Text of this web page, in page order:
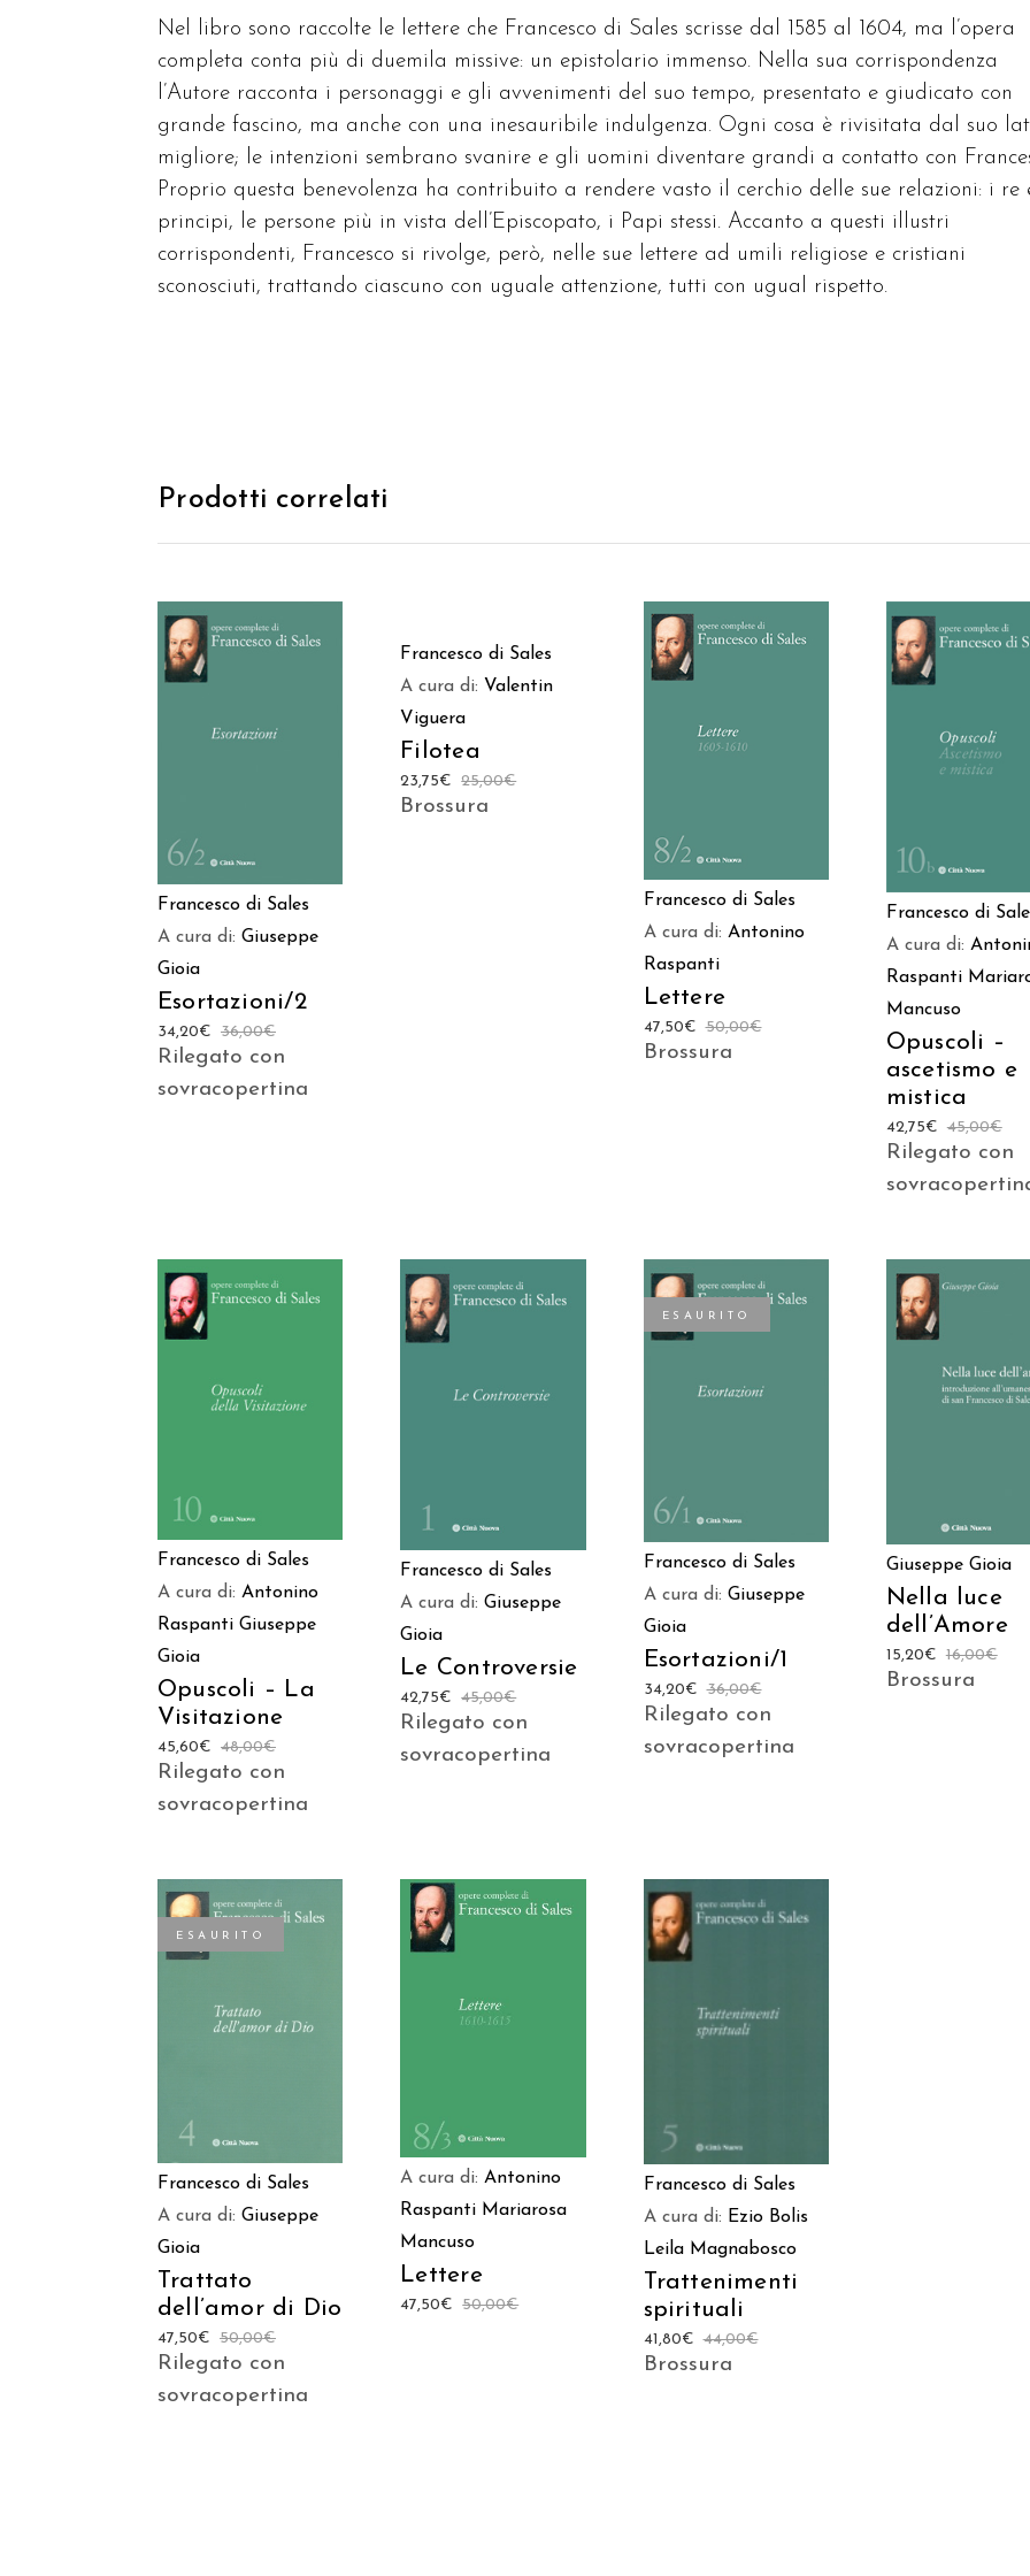
Nel libro sono raccolte le lettere che Francesco di Sales scrisse dal 1585 al 1604, ma l’opera
completa conta più di duemila missive: un epistolario immenso. Nella sua corrispondenza
l’Autore racconta i personaggi e gli avvenimenti del suo tempo, presentato e giudicato con
grande fascino, ma anche con una inesauribile indulgenza. Ogni cosa è rivisitata dal suo
migliore; le intenzioni sembrano svanire e gli uomini diventare grandi a contatto con
Proprio questa benevolenza ha contribuito a rendere vasto il cerchio delle sue relazioni: i re
principi, le persone più in vista dell’Episcopato, i Papi stessi. Accanto a questi illustri
corrispondenti, Francesco si rivolge, però, nelle sue lettere ad umili religiose e cristiani
sconosciuti, trattando ciascuno con uguale attenzione, tutti con ugual rispetto.
Prodotti correlati
AGGIUNGI AL
Francesco di Sales
A cura di: Giuseppe
Gioia
Esortazioni/2
36,00€
34,20€
Rilegato con
sovracopertina
AGGIUNGI AL
CARRELLO
Francesco di Sales
A cura di: Valentin
Viguera
Filotea
25,00€
23,75€
Brossura
AGGIUNGI AL
Francesco di Sales
A cura di: Antonino
Raspanti
Lettere
50,00€
47,50€
Brossura
AGGIUNGI AL
CARRELLO
Francesco di
A cura di:
Raspanti
Mancuso
Opuscoli –
ascetismo e
mistica
45,00€
42,75€
Rilegato con
AGGIUNGI AL
CARRELLO
Francesco di Sales
A cura di: Antonino
Raspanti Giuseppe
Gioia
Opuscoli – La
Visitazione
48,00€
45,60€
Rilegato con
sovracopertina
AGGIUNGI AL
Francesco di Sales
A cura di:Giuseppe
Gioia
Le Controversie
45,00€
42,75€
Rilegato con
sovracopertina
ESAURITO
LEGGI TUTTO
Francesco di Sales
A cura di: Giuseppe
Gioia
Esortazioni/1
36,00€
34,20€
Rilegato con
sovracopertina
AGGIUNGI AL
Giuseppe Gioia
Nella luce
dell’Amore
16,00€
15,20€
Brossura
ESAURITO
LEGGI TUTTO
Francesco di Sales
A cura di: Giuseppe
Gioia
Trattato
dell’amor di Dio
50,00€
47,50€
Rilegato con
sovracopertina
AGGIUNGI AL
A cura di:Antonino
Raspanti Mariarosa
Mancuso
Lettere
50,00€
47,50€
AGGIUNGI AL
CARRELLO
Francesco di Sales
A cura di: Ezio Bolis
Leila Magnabosco
Trattenimenti
spirituali
44,00€
41,80€
Brossura